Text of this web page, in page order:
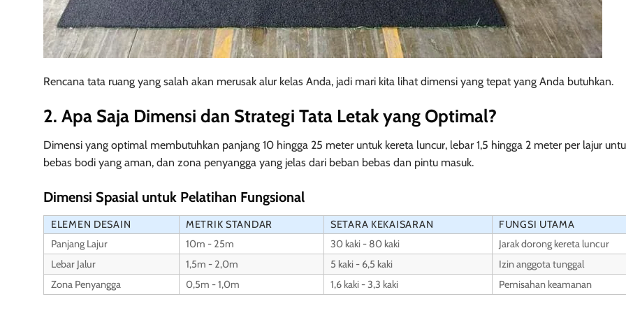
Rencana tata ruang yang salah akan merusak alur kelas Anda, jadi mari kita lihat dimensi yang tepat yang Anda butuhkan.
2. Apa Saja Dimensi dan Strategi Tata Letak yang Optimal?
Dimensi yang optimal membutuhkan panjang 10 hingga 25 meter untuk kereta luncur, lebar 1,5 hingga 2 meter per lajur
bebas bodi yang aman, dan zona penyangga yang jelas dari beban bebas dan pintu masuk.
Dimensi Spasial untuk Pelatihan Fungsional
ELEMEN DESAIN METRIK STANDAR SETARA KEKAISARAN
FUNGSI UTAMA
Panjang Lajur
10m - 25m 30 kaki - 80 kaki
Jarak dorong kereta luncur
Lebar Jalur
1,5m - 2,0m 5 kaki - 6,5 kaki
Izin anggota tunggal
Zona Penyangga
0,5m - 1,0m 1,6 kaki - 3,3 kaki Pemisahan keamanan